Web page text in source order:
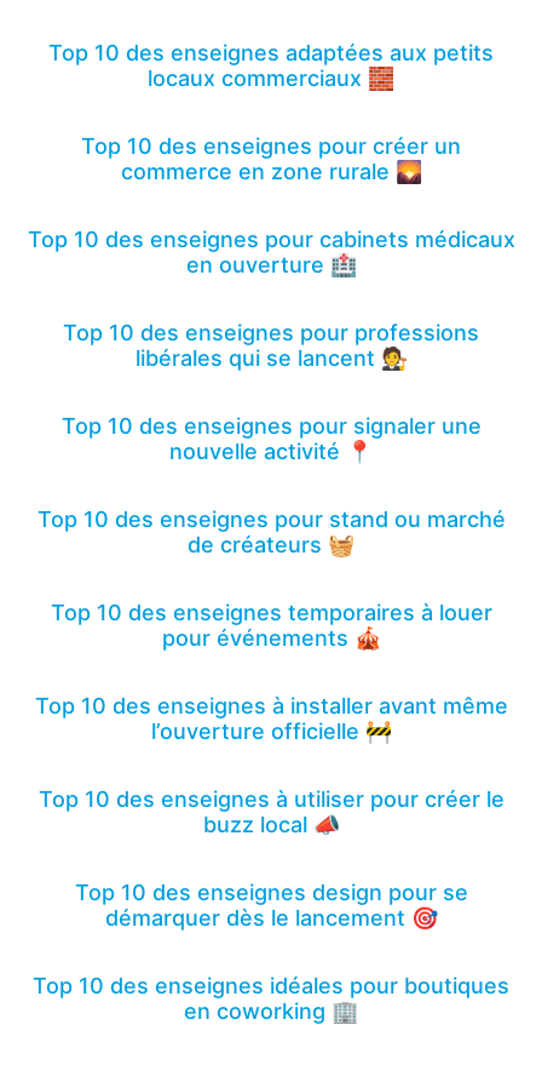
Top 10 des enseignes adaptées aux petits
locaux commerciaux 🧱
Top 10 des enseignes pour créer un
commerce en zone rurale 🌄
Top 10 des enseignes pour cabinets médicaux
en ouverture 🏥
Top 10 des enseignes pour professions
libérales qui se lancent 🧑‍⚖️
Top 10 des enseignes pour signaler une
nouvelle activité 📍
Top 10 des enseignes pour stand ou marché
de créateurs 🧺
Top 10 des enseignes temporaires à louer
pour événements 🎪
Top 10 des enseignes à installer avant même
l’ouverture officielle 🚧
Top 10 des enseignes à utiliser pour créer le
buzz local 📣
Top 10 des enseignes design pour se
démarquer dès le lancement 🎯
Top 10 des enseignes idéales pour boutiques
en coworking 🏢